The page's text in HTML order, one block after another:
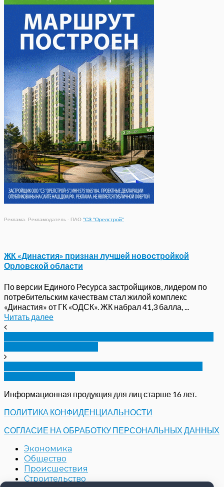
Реклама. Рекламодатель - ПАО "СЗ "Орелстрой"
ЖК «Династия» признан лучшей новостройкой
Орловской области
По версии Единого Ресурса застройщиков, лидером по
потребительским качествам стал жилой комплекс
«Династия» от ГК «ОДСК». ЖК набрал 41,3 балла, ...
Читать далее
Информационная продукция для лиц старше 16 лет.
ПОЛИТИКА КОНФИДЕНЦИАЛЬНОСТИ
СОГЛАСИЕ НА ОБРАБОТКУ ПЕРСОНАЛЬНЫХ ДАННЫХ
Экономика
Общество
Происшествия
Строительство